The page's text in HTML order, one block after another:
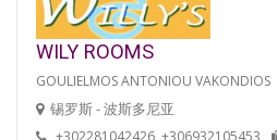
WILY ROOMS
GOULIELMOS ANTONIOU VAKONDIOS
锡罗斯 - 波斯多尼亚
+302281042426, +306932105453